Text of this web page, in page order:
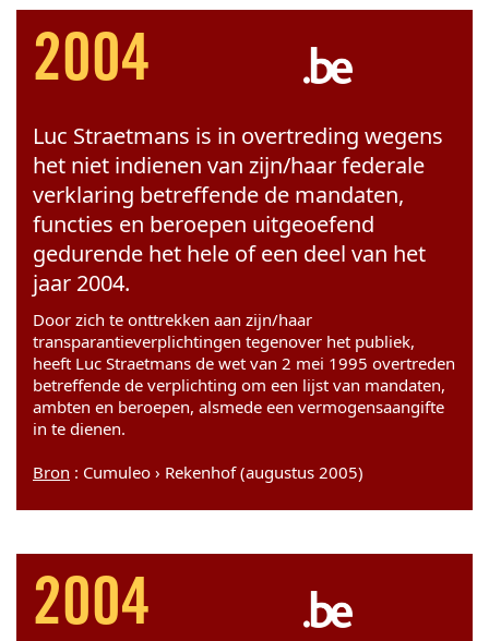
2004
Luc Straetmans is in overtreding wegens
het niet indienen van zijn/haar federale
verklaring betreffende de mandaten,
functies en beroepen uitgeoefend
gedurende het hele of een deel van het
jaar 2004.
Door zich te onttrekken aan zijn/haar
transparantieverplichtingen tegenover het publiek,
heeft Luc Straetmans de wet van 2 mei 1995 overtreden
betreffende de verplichting om een lijst van mandaten,
ambten en beroepen, alsmede een vermogensaangifte
in te dienen.
Bron : Cumuleo › Rekenhof (augustus 2005)
2004